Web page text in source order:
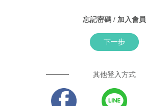
忘記密碼 / 加入會員
下一步
其他登入方式